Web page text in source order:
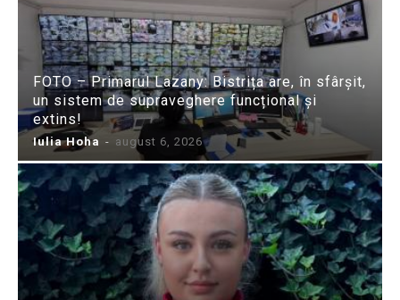
FOTO – Primarul Lazany: Bistrița are, în sfârșit,
un sistem de supraveghere funcțional și
extins!
Iulia Hoha - august 6, 2026